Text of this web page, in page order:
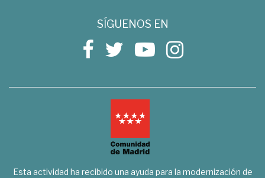
SÍGUENOS EN
Esta actividad ha recibido una ayuda para la modernización de